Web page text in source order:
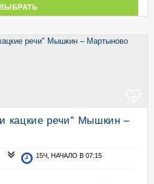
кацкие речи" Мышкин –
15Ч, НАЧАЛО В 07:15